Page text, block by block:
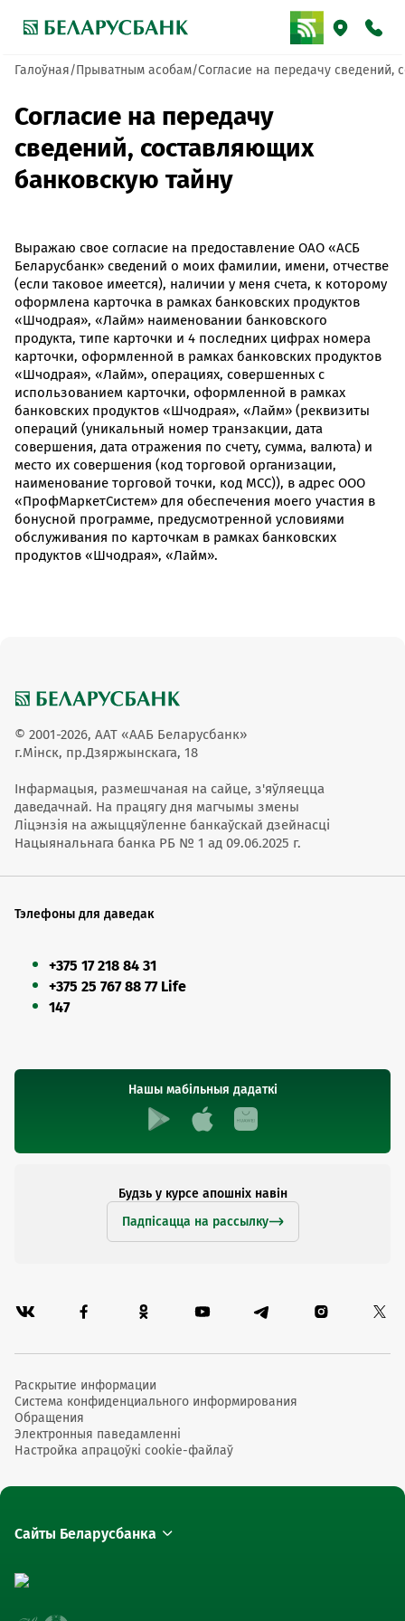
Галоўная Прыватным асобам Согласие на передачу сведений,
Согласие на передачу
сведений, составляющих
банковскую тайну
Выражаю свое согласие на предоставление ОАО «АСБ
Беларусбанк» сведений о моих фамилии, имени, отчестве
(если таковое имеется), наличии у меня счета, к которому
оформлена карточка в рамках банковских продуктов
«Шчодрая», «Лайм» наименовании банковского
продукта, типе карточки и 4 последних цифрах номера
карточки, оформленной в рамках банковских продуктов
«Шчодрая», «Лайм», операциях, совершенных с
использованием карточки, оформленной в рамках
банковских продуктов «Шчодрая», «Лайм» (реквизиты
операций (уникальный номер транзакции, дата
совершения, дата отражения по счету, сумма, валюта) и
место их совершения (код торговой организации,
наименование торговой точки, код МСС)), в адрес ООО
«ПрофМаркетСистем» для обеспечения моего участия в
бонусной программе, предусмотренной условиями
обслуживания по карточкам в рамках банковских
продуктов «Шчодрая», «Лайм».
© 2001-2026, ААТ «ААБ Беларусбанк»
г.Мінск, пр.Дзяржынскага, 18
Інфармацыя, размешчаная на сайце, з'яўляецца
даведачнай. На працягу дня магчымы змены
Ліцэнзія на ажыццяўленне банкаўскай дзейнасці
Нацыянальнага банка РБ № 1 ад 09.06.2025 г.
Тэлефоны для даведак
+375 17 218 84 31
+375 25 767 88 77 Life
147
Нашы мабільныя дадаткі
Будзь у курсе апошніх навін
Падпісацца на рассылку
Раскрытие информации
Система конфиденциального информирования
Обращения
Электронныя паведамленні
Настройка апрацоўкі cookie-файлаў
Сайты Беларусбанка